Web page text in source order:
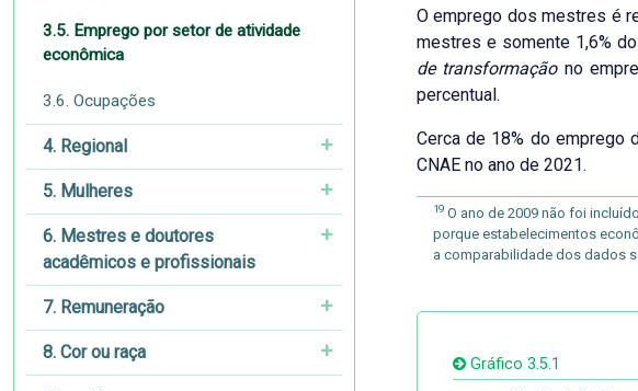
3.5. Emprego por setor de atividade
econômica
3.6. Ocupações
4. Regional
5. Mulheres
6. Mestres e doutores
acadêmicos e profissionais
7. Remuneração
8. Cor ou raça
O emprego dos mestres é
mestres e somente 1,6%
de transformaçãono
percentual.
Cerca de 18% do emprego
CNAE no ano de 2021.
19 O ano de 2009 não foi
porque estabelecimentos
a comparabilidade dos dados
Gráfico 3.5.1